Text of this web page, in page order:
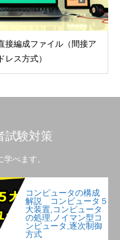
接編成ファイル（間接ア
ドレス方式）
試験対策
べます。
コンピュータの構成
解説 コンピュータ５
大装置,コンピュータ
の処理,ノイマン型コ
ンピュータ,逐次制御
方式